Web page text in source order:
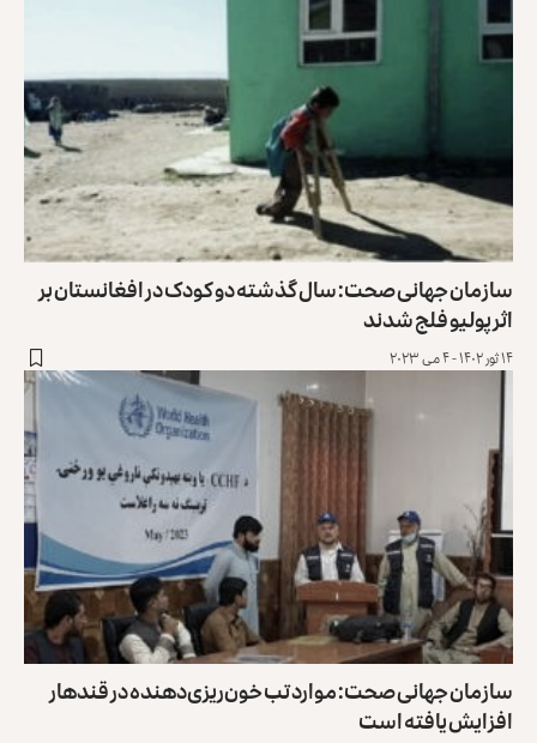
سازمان جهانی صحت: سال گذشته دو کودک در افغانستان بر
اثر پولیو فلج شدند
۱۴ ثور ۱۴۰۲ - ۴ می ۲۰۲۳
سازمان جهانی صحت: موارد تب خون‌ریزی‌دهنده در قندهار
افزایش یافته است